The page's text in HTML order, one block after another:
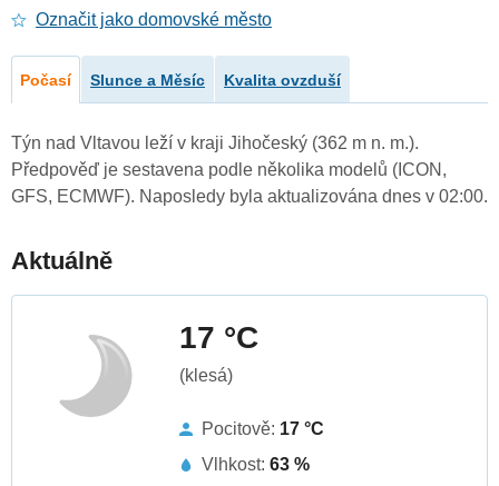
Označit jako domovské město
Počasí Slunce a Měsíc Kvalita ovzduší
Týn nad Vltavou leží v kraji Jihočeský (362 m n. m.).
Předpověď je sestavena podle několika modelů (ICON,
GFS, ECMWF). Naposledy byla aktualizována dnes v 02:00.
Aktuálně
17 °C
(klesá)
Pocitově: 17 °C
Vlhkost: 63 %